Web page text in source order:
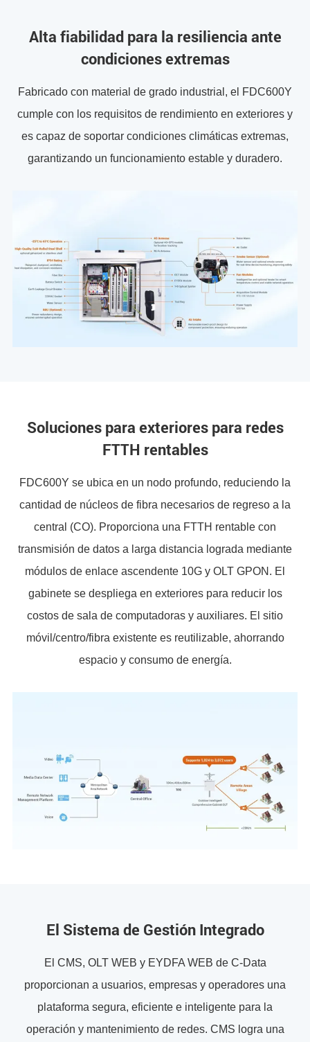
Alta fiabilidad para la resiliencia ante
condiciones extremas
Fabricado con material de grado industrial, el FDC600Y
cumple con los requisitos de rendimiento en exteriores y
es capaz de soportar condiciones climáticas extremas,
garantizando un funcionamiento estable y duradero.
Soluciones para exteriores para redes
FTTH rentables
FDC600Y se ubica en un nodo profundo, reduciendo la
cantidad de núcleos de fibra necesarios de regreso a la
central (CO). Proporciona una FTTH rentable con
transmisión de datos a larga distancia lograda mediante
módulos de enlace ascendente 10G y OLT GPON. El
gabinete se despliega en exteriores para reducir los
costos de sala de computadoras y auxiliares. El sitio
móvil/centro/fibra existente es reutilizable, ahorrando
espacio y consumo de energía.
El Sistema de Gestión Integrado
El CMS, OLT WEB y EYDFA WEB de C-Data
proporcionan a usuarios, empresas y operadores una
plataforma segura, eficiente e inteligente para la
operación y mantenimiento de redes. CMS logra una